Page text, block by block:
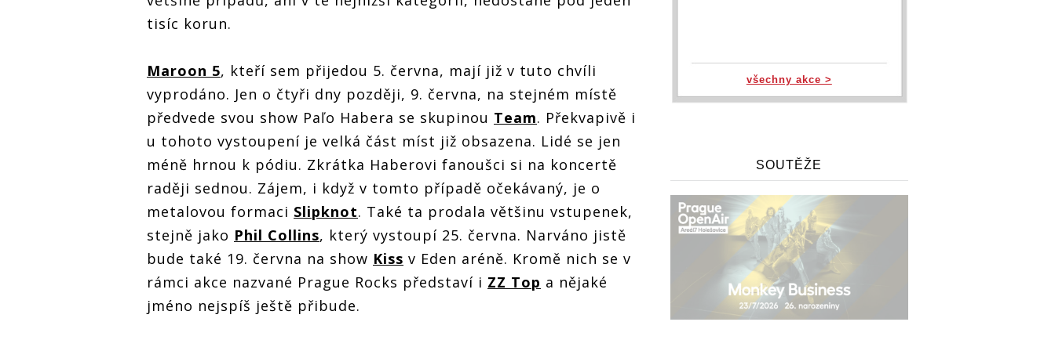
tisíc korun.
Maroon 5, kteří sem přijedou 5. června, mají již v tuto chvíli
vyprodáno. Jen o čtyři dny později, 9. června, na stejném místě
předvede svou show Paľo Habera se skupinou Team. Překvapivě i
u tohoto vystoupení je velká část míst již obsazena. Lidé se jen
méně hrnou k pódiu. Zkrátka Haberovi fanoušci si na koncertě
raději sednou. Zájem, i když v tomto případě očekávaný, je o
metalovou formaci Slipknot. Také ta prodala většinu vstupenek,
stejně jako Phil Collins, který vystoupí 25. června. Narváno jistě
bude také 19. června na show Kiss v Eden aréně. Kromě nich se v
rámci akce nazvané Prague Rocks představí i ZZ Top a nějaké
jméno nejspíš ještě přibude.
všechny akce >
SOUTĚŽE